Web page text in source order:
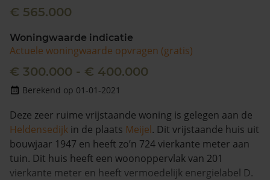
€ 565.000
Woningwaarde indicatie
Actuele woningwaarde opvragen (gratis)
€ 300.000 - € 400.000
Berekend op 01-01-2021
Deze zeer ruime vrijstaande woning is gelegen aan de
Heldensedijk in de plaats Meijel. Dit vrijstaande huis uit
bouwjaar 1947 en heeft zo’n 724 vierkante meter aan
tuin. Dit huis heeft een woonoppervlak van 201
vierkante meter en heeft vermoedelijk energielabel D.